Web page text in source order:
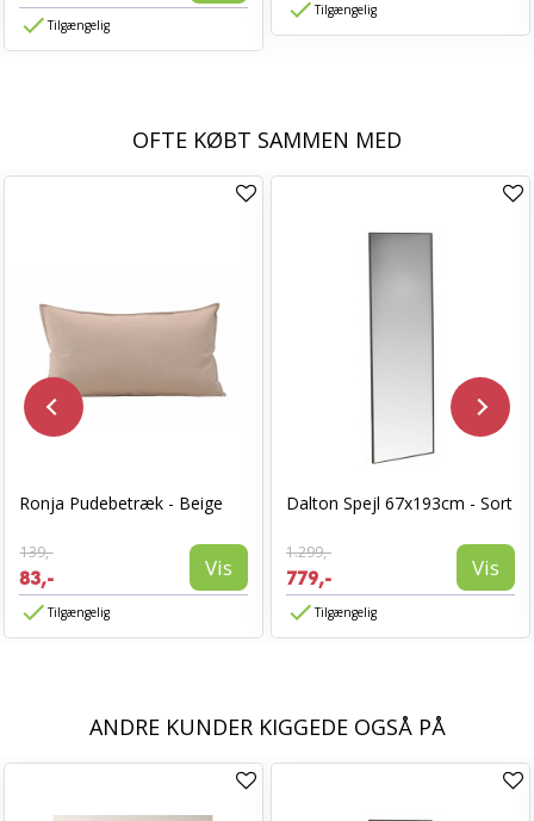
Tilgængelig
Tilgængelig
OFTE KØBT SAMMEN MED
Ronja Pudebetræk - Beige
139,-
83,- Vis
Tilgængelig
Dalton Spejl 67x193cm - Sort
1.299,-
779,- Vis
Tilgængelig
ANDRE KUNDER KIGGEDE OGSÅ PÅ